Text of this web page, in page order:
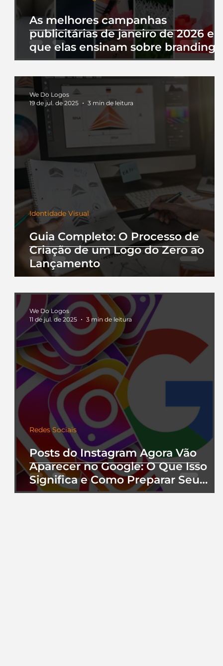
As melhores campanhas
publicitárias de janeiro de 2026 e
que elas ensinam sobre branding
Guia Completo: O Processo de
Criação de um Logo do Zero ao
Lançamento
Identidade Visual
We Do Logos
19 de jul. de 2025
3 min de leitura
Posts do Instagram Agora Vão
Aparecer no Google: O Que Isso
Significa e Como Preparar Seu
Perfil
Redes Sociais
We Do Logos
11 de jul. de 2025
3 min de leitura